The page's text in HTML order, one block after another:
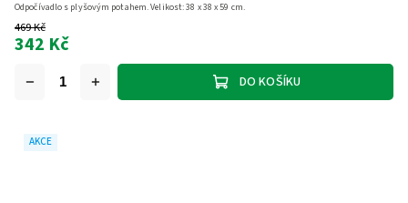
469 Kč
342 Kč
DO KOŠÍKU
Odpočívadlo s plyšovým potahem. Velikost: 38 x 38 x 59 cm.
AKCE